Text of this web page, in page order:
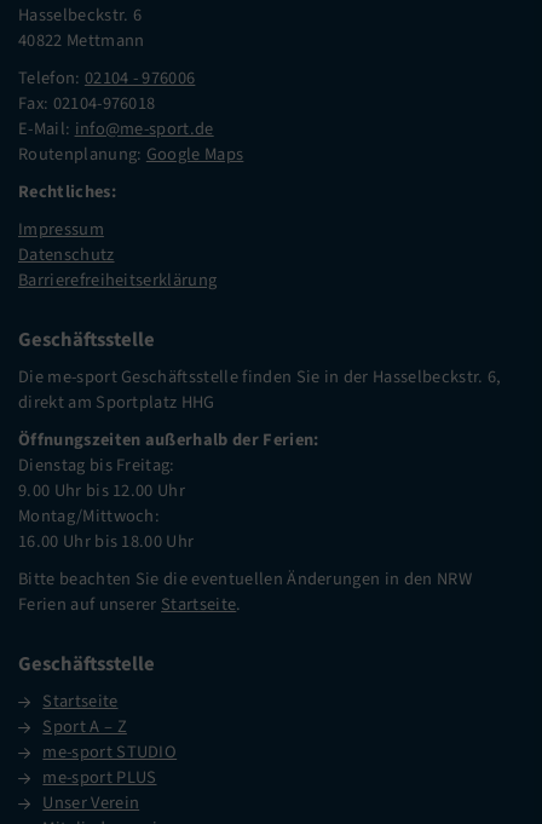
Hasselbeckstr. 6
40822 Mettmann
Telefon: 02104 - 976006
Fax: 02104-976018
E-Mail: info@me-sport.de
Routenplanung: Google Maps
Rechtliches:
Impressum
Datenschutz
Barrierefreiheitserklärung
Geschäftsstelle
Die me-sport Geschäftsstelle finden Sie in der Hasselbeckstr. 6,
direkt am Sportplatz HHG
Öffnungszeiten außerhalb der Ferien:
Dienstag bis Freitag:
9.00 Uhr bis 12.00 Uhr
Montag/Mittwoch:
16.00 Uhr bis 18.00 Uhr
Bitte beachten Sie die eventuellen Änderungen in den NRW
Ferien auf unserer Startseite.
Geschäftsstelle
Startseite
Sport A – Z
me-sport STUDIO
me-sport PLUS
Unser Verein